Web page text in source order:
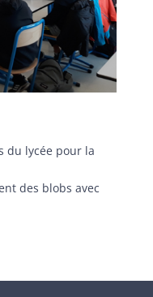
du lycée pour la
des blobs avec